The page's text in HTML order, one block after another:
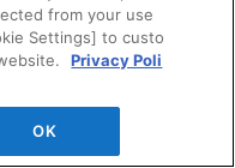
〉
from your use
Settings] to custo
Privacy Poli
OK